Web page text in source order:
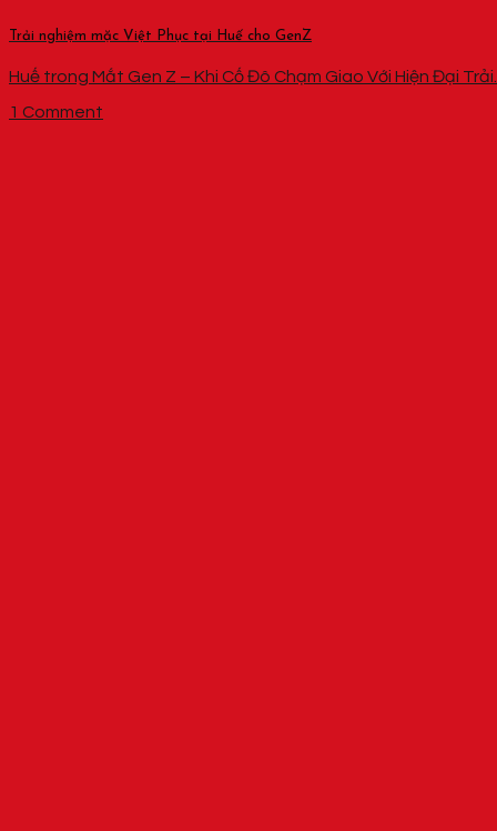
Trải nghiệm mặc Việt Phục tại Huế cho GenZ
Huế trong Mắt Gen Z – Khi Cố Đô Chạm Giao Với Hiện Đại
1 Comment